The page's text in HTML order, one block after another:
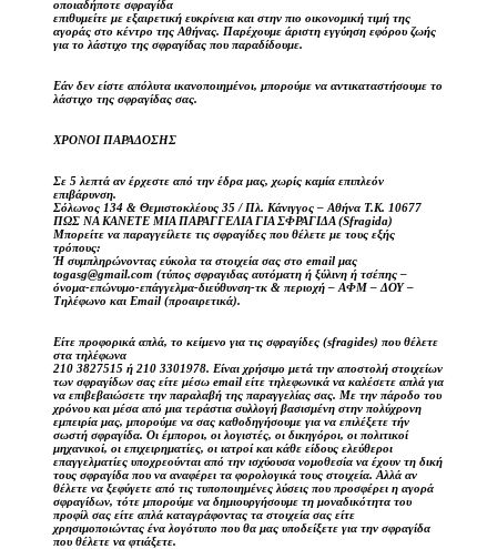
οποιαδήποτε σφραγίδα
επιθυμείτε με εξαιρετική ευκρίνεια και στην πιο οικονομική τιμή της
αγοράς στο κέντρο της Αθήνας. Παρέχουμε άριστη εγγύηση εφόρου ζωής
για το λάστιχο της σφραγίδας που παραδίδουμε.
Εάν δεν είστε απόλυτα ικανοποιημένοι, μπορούμε να αντικαταστήσουμε το
λάστιχο της σφραγίδας σας.
ΧΡΟΝΟΙ ΠΑΡΑΔΟΣΗΣ
Σε 5 λεπτά αν έρχεστε από την έδρα μας, χωρίς καμία επιπλεόν
επιβάρυνση.
Σόλωνος 134 & Θεμιστοκλέους 35 / Πλ. Κάνιγγος – Αθήνα Τ.Κ. 10677
ΠΩΣ ΝΑ ΚΑΝΕΤΕ ΜΙΑ ΠΑΡΑΓΓΕΛΙΑ ΓΙΑ ΣΦΡΑΓΙΔΑ (Sfragida)
Μπορείτε να παραγγείλετε τις σφραγίδες που θέλετε με τους εξής
τρόπους:
Ή συμπληρώνοντας εύκολα τα στοιχεία σας στο email μας
togasg@gmail.com (τύπος σφραγιδας αυτόματη ή ξύλινη ή τσέπης –
όνομα-επώνυμο-επάγγελμα-διεύθυνση-τκ & περιοχή – ΑΦΜ – ΔΟΥ –
Τηλέφωνο και Email (προαιρετικά).
Είτε προφορικά απλά, το κείμενο για τις σφραγίδες (sfragides) που θέλετε
στα τηλέφωνα
210 3827515 ή 210 3301978. Είναι χρήσιμο μετά την αποστολή στοιχείων
των σφραγίδων σας είτε μέσω email είτε τηλεφωνικά να καλέσετε απλά για
να επιβεβαιώσετε την παραλαβή της παραγγελίας σας. Με την πάροδο του
χρόνου και μέσα από μια τεράστια συλλογή βασισμένη στην πολύχρονη
εμπειρία μας, μπορούμε να σας καθοδηγήσουμε για να επιλέξετε τήν
σωστή σφραγίδα. Οι έμποροι, οι λογιστές, οι δικηγόροι, οι πολιτικοί
μηχανικοί, οι επιχειρηματίες, οι ιατροί και κάθε είδους ελεύθεροι
επαγγελματίες υποχρεούνται από την ισχύουσα νομοθεσία να έχουν τη δική
τους σφραγίδα που να αναφέρει τα φορολογικά τους στοιχεία. Αλλά αν
θέλετε να ξεφύγετε από τις τυποποιημένες λύσεις που προσφέρει η αγορά
σφραγίδων, τότε μπορούμε να δημιουργήσουμε τη μοναδικότητα του
προφίλ σας είτε απλά καταγράφοντας τα στοιχεία σας είτε
χρησιμοποιώντας ένα λογότυπο που θα μας υποδείξετε για την σφραγίδα
που θέλετε να φτιάξετε.